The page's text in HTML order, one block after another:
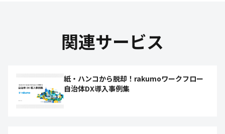
関連サービス
紙・ハンコから脱却！rakumoワークフロー
自治体DX導入事例集